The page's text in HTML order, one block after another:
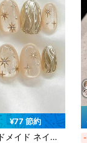
¥77 節約
彫刻パターンなどのかわいいデザイン、イード、バレンタインデー、パーティー、季節に適しています ハンドメイド プレスオンネイル